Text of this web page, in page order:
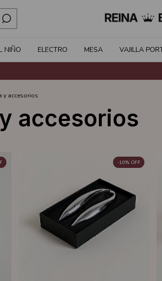
NIÑO ELECTRO MESA VAJILLA
y accesorios
accesorios
-10% OFF